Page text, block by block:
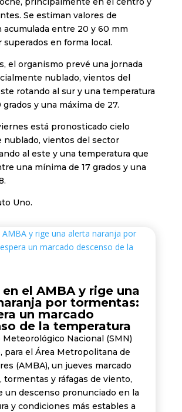
Se estiman valores de
entre 20 y 60 mm
superados en forma local.
el organismo prevé una jornada
nublado, vientos del
rotando al sur y una temperatura
grados y una máxima de 27.
está pronosticado cielo
nublado, vientos del sector
al este y una temperatura que
una mínima de 17 grados y una
Uno.
el AMBA y rige una
por tormentas:
un marcado
de la temperatura
Meteorológico Nacional (SMN)
para el Área Metropolitana de
(AMBA), un jueves marcado
tormentas y ráfagas de viento,
un descenso pronunciado en la
y condiciones más estables a